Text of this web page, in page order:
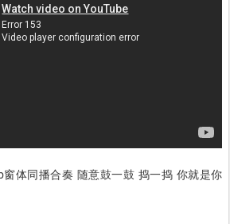
窗体同播合奏 随意鼓一鼓 捣一捣 你就是你